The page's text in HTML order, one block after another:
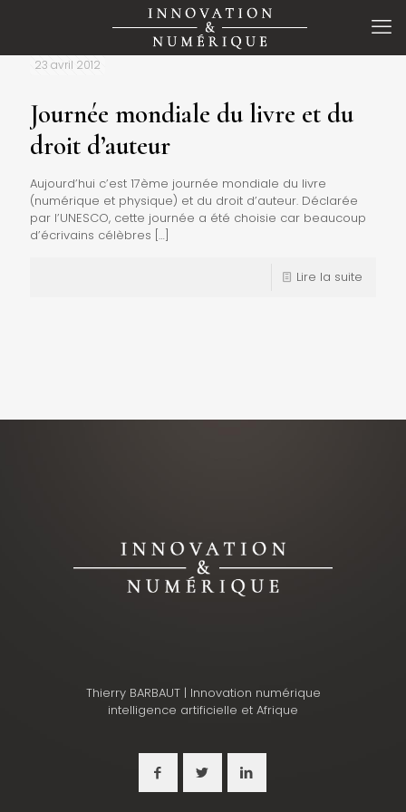
23 avril 2012
Journée mondiale du livre et du
droit d’auteur
Aujourd’hui c’est 17ème journée mondiale du livre
(numérique et physique) et du droit d’auteur. Déclarée
par l’UNESCO, cette journée a été choisie car beaucoup
d’écrivains célèbres […]
Lire la suite
Thierry BARBAUT | Innovation numérique
intelligence artificielle et Afrique